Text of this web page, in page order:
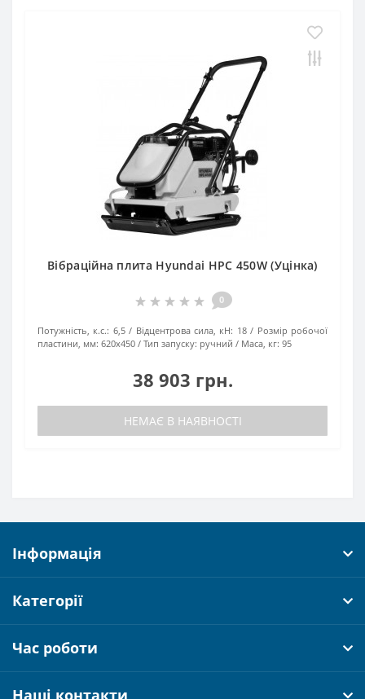
Вібраційна плита Hyundai HPC 450W (Уцінка)
0
Потужність, к.с.: 6,5 Відцентрова сила, кН: 18
Розмір робочої
пластини, мм: 620х450 Тип запуску: ручний Маса, кг: 95
38 903 грн.
НЕМАЄ В НАЯВНОСТІ
Інформація
Категорії
Час роботи
Наші контакти